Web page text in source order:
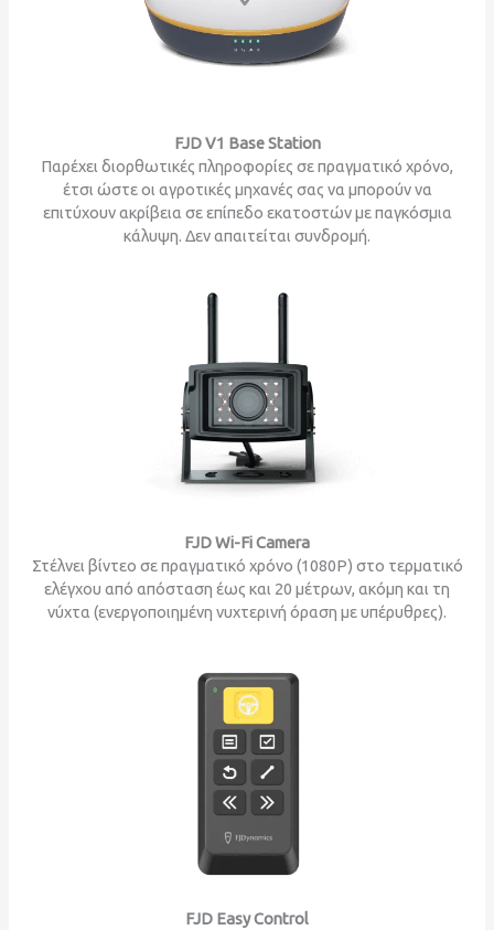
FJD V1 Base Station
Παρέχει διορθωτικές πληροφορίες σε πραγματικό χρόνο,
έτσι ώστε οι αγροτικές μηχανές σας να μπορούν να
επιτύχουν ακρίβεια σε επίπεδο εκατοστών με παγκόσμια
κάλυψη. Δεν απαιτείται συνδρομή.
FJD Wi-Fi Camera
Στέλνει βίντεο σε πραγματικό χρόνο (1080P) στο τερματικό
ελέγχου από απόσταση έως και 20 μέτρων, ακόμη και τη
νύχτα (ενεργοποιημένη νυχτερινή όραση με υπέρυθρες).
FJD Easy Control